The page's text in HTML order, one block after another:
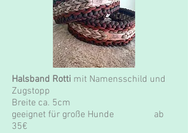
Halsband Rotti mit Namensschild und
Zugstopp
Breite ca. 5cm
geeignet für große Hunde ab
35€